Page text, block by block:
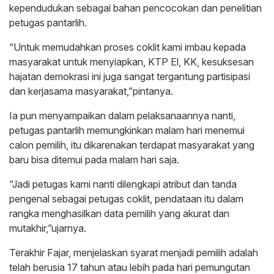
kependudukan sebagai bahan pencocokan dan penelitian
petugas pantarlih.
“Untuk memudahkan proses coklit kami imbau kepada
masyarakat untuk menyiapkan, KTP El, KK, kesuksesan
hajatan demokrasi ini juga sangat tergantung partisipasi
dan kerjasama masyarakat,”pintanya.
Ia pun menyampaikan dalam pelaksanaannya nanti,
petugas pantarlih memungkinkan malam hari menemui
calon pemilih, itu dikarenakan terdapat masyarakat yang
baru bisa ditemui pada malam hari saja.
“Jadi petugas kami nanti dilengkapi atribut dan tanda
pengenal sebagai petugas coklit, pendataan itu dalam
rangka menghasilkan data pemilih yang akurat dan
mutakhir,”ujarnya.
Terakhir Fajar, menjelaskan syarat menjadi pemilih adalah
telah berusia 17 tahun atau lebih pada hari pemungutan